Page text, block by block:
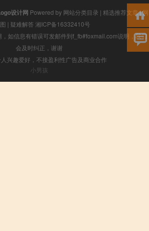
设计网 Powered by 网站分类目录 | 精选推荐文章|网
| 疑难解答 湘ICP备16332410号
如信息有错误可发邮件到f_fb#foxmail.com说明，我们
会及时纠正，谢谢
兴趣爱好，不接盈利性广告及商业合作
小男孩